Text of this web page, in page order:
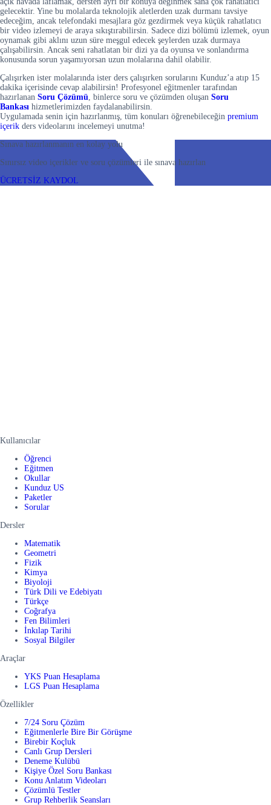
gelecektir. Yine bu molalarda teknolojik aletlerden uzak durmanı tavsiye
edeceğim, ancak telefondaki mesajlara göz gezdirmek veya küçük rahatlatıcı
bir video izlemeyi de araya sıkıştırabilirsin. Sadece dizi bölümü izlemek, oyun
oynamak gibi aklını uzun süre meşgul edecek şeylerden uzak durmaya
çalışabilirsin. Ancak seni rahatlatan bir dizi ya da oyunsa ve sonlandırma
konusunda sorun yaşamıyorsan uzun molalarına dahil olabilir.
Çalışırken ister molalarında ister ders çalışırken sorularını Kunduz’a atıp 15
dakika içerisinde cevap alabilirsin! Profesyonel eğitmenler tarafından
hazırlanan Soru Çözümü , binlerce soru ve çözümden oluşan Soru
Bankası hizmetlerimizden faydalanabilirsin.
Uygulamada senin için hazırlanmış, tüm konuları öğrenebileceğin premium
içerik ders videolarını incelemeyi unutma!
Sınava hazırlanmanın en kolay yolu
Sınırsız video içerikler ve soru çözümleri ile sınava hazırlan
ÜCRETSİZ KAYDOL
Kullanıcılar
Öğrenci
Eğitmen
Okullar
Kunduz US
Paketler
Sorular
Dersler
Matematik
Geometri
Fizik
Kimya
Biyoloji
Türk Dili ve Edebiyatı
Türkçe
Coğrafya
Fen Bilimleri
İnkılap Tarihi
Sosyal Bilgiler
Araçlar
YKS Puan Hesaplama
LGS Puan Hesaplama
Özellikler
7/24 Soru Çözüm
Eğitmenlerle Bire Bir Görüşme
Birebir Koçluk
Canlı Grup Dersleri
Deneme Kulübü
Kişiye Özel Soru Bankası
Konu Anlatım Videoları
Çözümlü Testler
Grup Rehberlik Seansları